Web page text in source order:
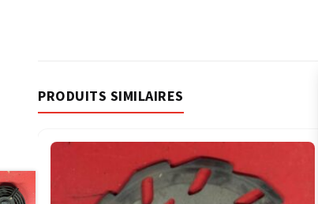
PRODUITS SIMILAIRES